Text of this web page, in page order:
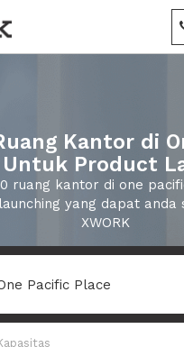
Kantor di
Untuk Product
ruang kantor di one
yang dapat anda
XWORK